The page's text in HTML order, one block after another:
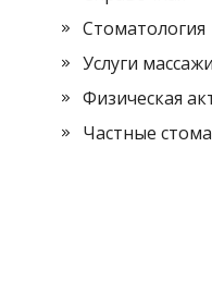
Стоматология
Услуги
Физическая
Частные